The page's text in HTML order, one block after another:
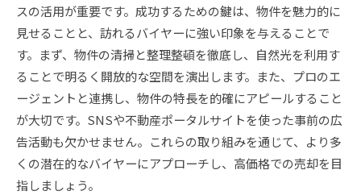
スの活用が重要です。成功するための鍵は、物件を魅力的に
見せることと、訪れるバイヤーに強い印象を与えることで
す。まず、物件の清掃と整理整頓を徹底し、自然光を利用す
ることで明るく開放的な空間を演出します。また、プロのエ
ージェントと連携し、物件の特長を的確にアピールすること
が大切です。SNSや不動産ポータルサイトを使った事前の広
告活動も欠かせません。これらの取り組みを通じて、より多
くの潜在的なバイヤーにアプローチし、高価格での売却を目
指しましょう。